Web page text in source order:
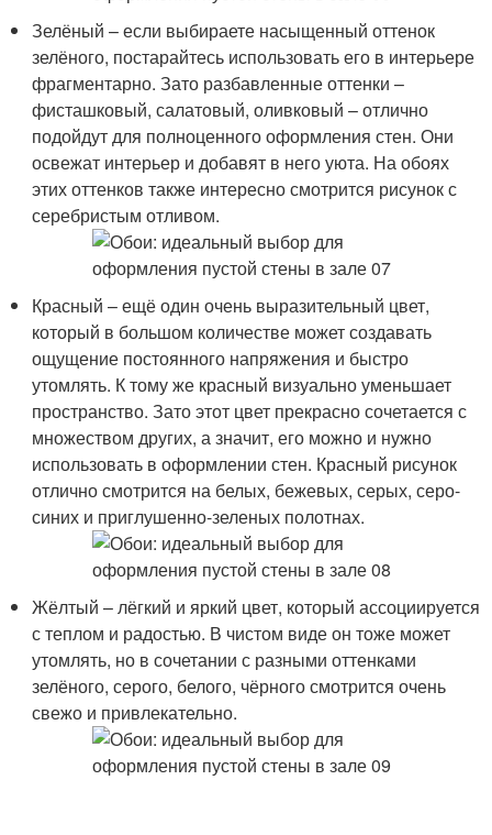
Зелёный – если выбираете насыщенный оттенок
зелёного, постарайтесь использовать его в интерьере
фрагментарно. Зато разбавленные оттенки –
фисташковый, салатовый, оливковый – отлично
подойдут для полноценного оформления стен. Они
освежат интерьер и добавят в него уюта. На обоях
этих оттенков также интересно смотрится рисунок с
серебристым отливом.
Красный – ещё один очень выразительный цвет,
который в большом количестве может создавать
ощущение постоянного напряжения и быстро
утомлять. К тому же красный визуально уменьшает
пространство. Зато этот цвет прекрасно сочетается с
множеством других, а значит, его можно и нужно
использовать в оформлении стен. Красный рисунок
отлично смотрится на белых, бежевых, серых, серо-
синих и приглушенно-зеленых полотнах.
Жёлтый – лёгкий и яркий цвет, который ассоциируется
с теплом и радостью. В чистом виде он тоже может
утомлять, но в сочетании с разными оттенками
зелёного, серого, белого, чёрного смотрится очень
свежо и привлекательно.